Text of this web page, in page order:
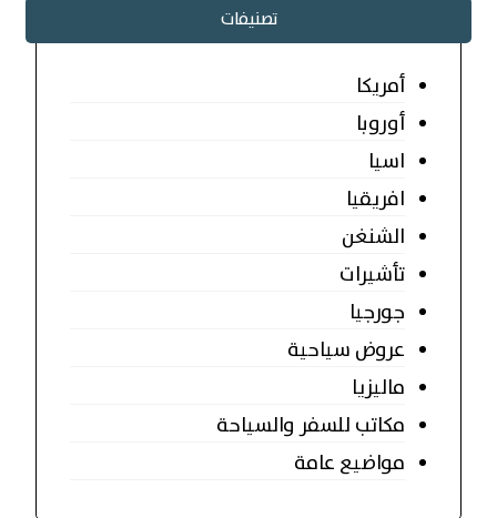
تصنيفات
أمريكا
أوروبا
اسيا
افريقيا
الشنغن
تأشيرات
جورجيا
عروض سياحية
ماليزيا
مكاتب للسفر والسياحة
مواضيع عامة